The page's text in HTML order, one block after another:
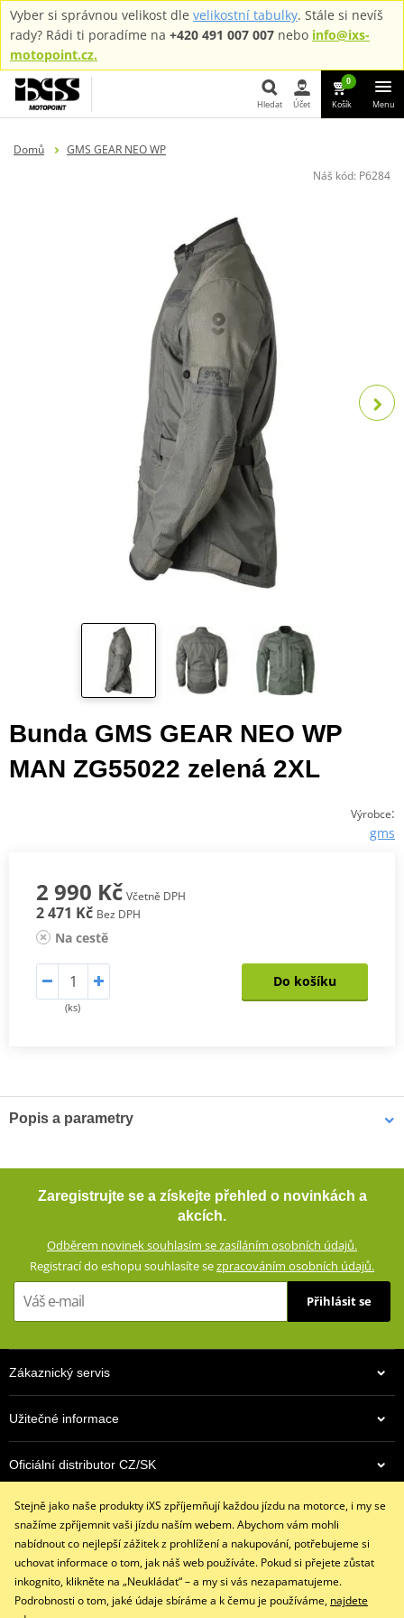
Vyber si správnou velikost dle velikostní tabulky. Stále si nevíš
rady? Rádi ti poradíme na +420 491 007 007 nebo info@ixs-
motopoint.cz.
Hledat Účet
0
Košík Menu
Domů
GMS GEAR NEO WP
Náš kód: P6284
Bunda GMS GEAR NEO WP
MAN ZG55022 zelená 2XL
Výrobce:
gms
2 990 Kč Včetně DPH
2 471 Kč Bez DPH
Na cestě
(ks)
Do košíku
Popis a parametry
Materiál GERMADURA® 600D odolný proti oděru (100%
polyester)
Klimatická membrána GERMATEX® Z-Liner (voděodolná,
větruodolná, prodyšná)
Výškově nastavitelné chrániče loktů a ramen (CE certifikované,
vyjímatelné)
Oblasti náchylné při pádu zesílené dvojitou vrstvou materiálu
Reflexní prvky
Síťovaná vnitřní podšívka (100% polyester)
Zapínání rukávů pomocí dvou suchých zipů a zipu
Dvojité přední kapsy
Velká zadní kapsa
Poutko pro spojení s džínami
Dostupné v pánské i dámské verzi (dámská verze: ZG55023)
PDF size chart GMS
PDF GMS SIZE
Zaregistrujte se a získejte přehled o novinkách a
akcích.
Odběrem novinek souhlasím se zasíláním osobních údajů.
Registrací do eshopu souhlasíte sezpracováním osobních údajů.
Přihlásit se
Zákaznický servis
Užitečné informace
Oficiální distributor CZ/SK
Kontaktujte nás
info@ixs-motopoint.cz
Po - Pá (8:00 - 16:30)
Stejně jako naše produkty iXS zpříjemňují každou jízdu na motorce, i my se
snažíme zpříjemnit vaši jízdu naším webem. Abychom vám mohli
nabídnout co nejlepší zážitek z prohlížení a nakupování, potřebujeme si
uchovat informace o tom, jak náš web používáte. Pokud si přejete zůstat
inkognito, klikněte na „Neukládat“ – a my si vás nezapamatujeme.
Podrobnosti o tom, jaké údaje sbíráme a k čemu je používáme, najdete